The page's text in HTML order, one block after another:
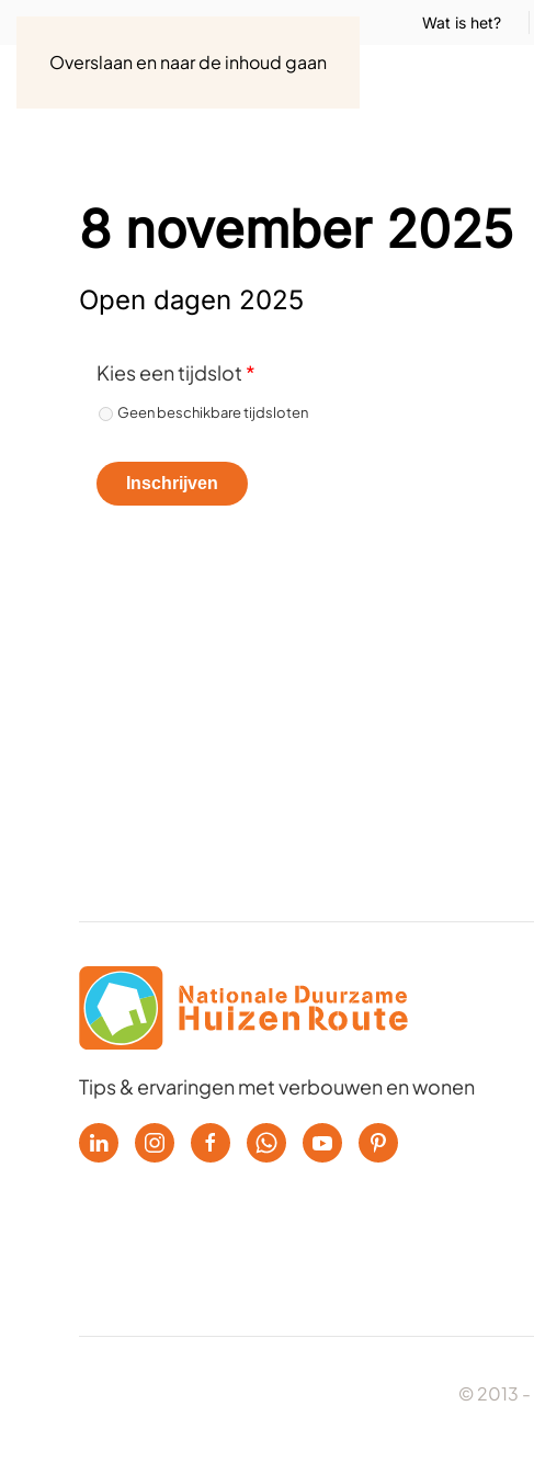
Overslaan en naar de inhoud gaan
Wat is het?
8 november 2025
Open dagen 2025
Kies een tijdslot *
Geen beschikbare tijdsloten
Inschrijven
Tips & ervaringen met verbouwen en wonen
© 2013 -